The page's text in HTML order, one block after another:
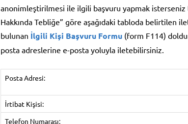
anonimleştirilmesi ile ilgili başvuru yapmak isterseniz
Hakkında Tebliğe” göre aşağıdaki tabloda belirtilen
bulunan İlgili Kişi Başvuru Formu (form F114)
posta adreslerine e-posta yoluyla iletebilirsiniz.
Posta Adresi:
İrtibat Kişisi:
Telefon Numarası: